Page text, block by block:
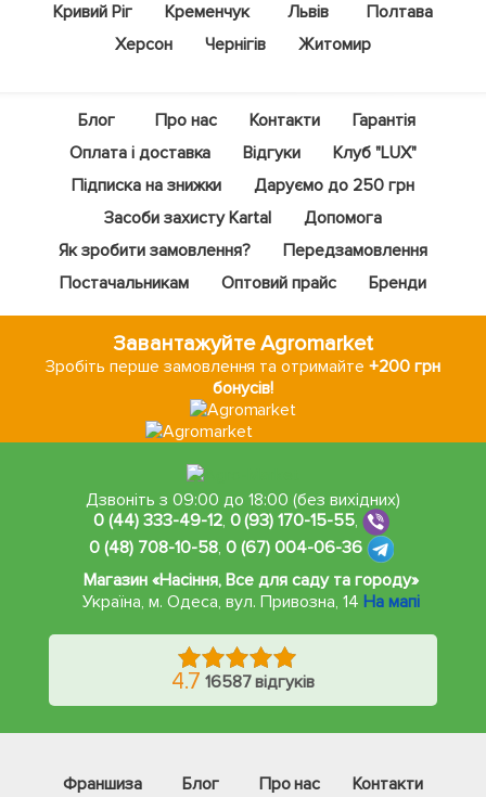
Кривий Ріг
Кременчук Львів
Полтава
Херсон
Чернігів Житомир
Блог Про нас Контакти
Гарантія
Оплата і доставка
Відгуки
Клуб "LUX"
Підписка на знижки
Даруємо до 250 грн
Засоби захисту Kartal
Допомога
Як зробити замовлення?
Передзамовлення
Постачальникам
Оптовий прайс Бренди
Завантажуйте Agromarket
Зробіть перше замовлення та отримайте+200 грн
бонусів!
Дзвоніть з 09:00 до 18:00 (без вихідних)
0 (44) 333-49-12, 0 (93) 170-15-55,
0 (48) 708-10-58, 0 (67) 004-06-36
Магазин «Насіння, Все для саду та городу»
Україна, м. Одеса,вул. Привозна, 14 На мапі
4.7 16587 відгуків
Франшиза Блог Про нас
Контакти